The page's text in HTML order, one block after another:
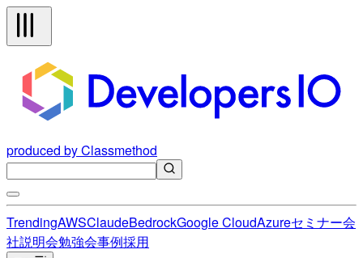
produced by Classmethod
TrendingAWSClaudeBedrockGoogle CloudAzureセミナー会
社説明会勉強会事例採用